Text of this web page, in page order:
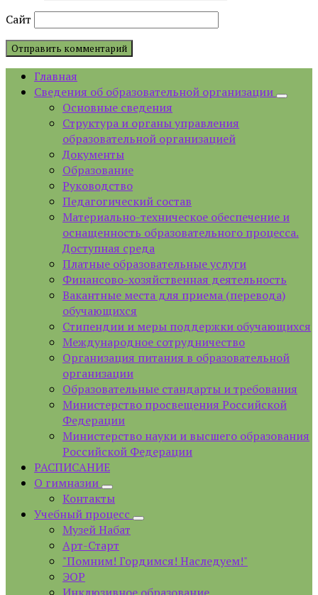
Сайт
Главная
Сведения об образовательной организации
Основные сведения
Структура и органы управления
образовательной организацией
Документы
Образование
Руководство
Педагогический состав
Материально-техническое обеспечение и
оснащенность образовательного процесса.
Доступная среда
Платные образовательные услуги
Финансово-хозяйственная деятельность
Вакантные места для приема (перевода)
обучающихся
Стипендии и меры поддержки обучающихся
Международное сотрудничество
Организация питания в образовательной
организации
Образовательные стандарты и требования
Министерство просвещения Российской
Федерации
Министерство науки и высшего образования
Российской Федерации
РАСПИСАНИЕ
О гимназии
Контакты
Учебный процесс
Музей Набат
Арт-Старт
"Помним! Гордимся! Наследуем!"
ЭОР